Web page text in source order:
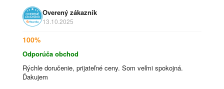
Overený zákazník
13.10.2025
100%
Odporúča obchod
Rýchle doručenie, prijateľné ceny. Som veľmi spokojná.
Ďakujem